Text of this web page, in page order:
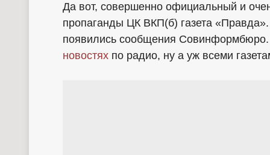
Да вот, совершенно официальный и
пропаганды ЦК ВКП(б) газета
появились сообщения
новостях по радио, ну а уж всеми